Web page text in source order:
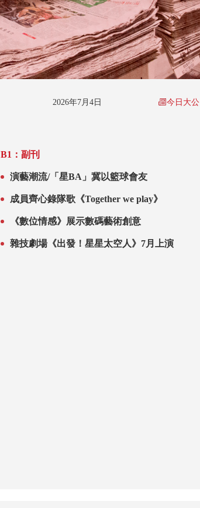
2026年7月4日 今日大公
B1：副刊
演藝潮流/「星BA」冀以籃球會友
成員齊心錄隊歌《Together we play》
《數位情感》展示數碼藝術創意
雜技劇場《出發！星星太空人》7月上演